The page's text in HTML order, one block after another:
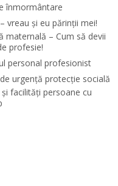
înmormântare
vreau și eu părinții mei!
maternală – Cum să devii
profesie!
personal profesionist
urgență protecție socială
facilități persoane cu